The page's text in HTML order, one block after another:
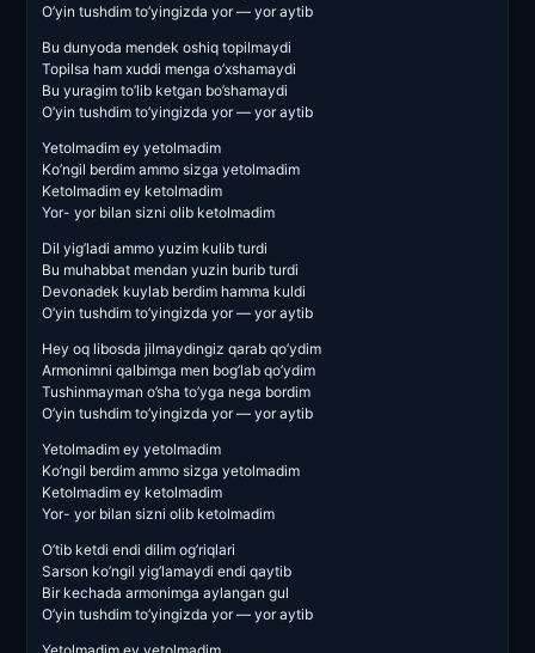
O’yin tushdim to’yingizda yor — yor aytib
Bu dunyoda mendek oshiq topilmaydi
Topilsa ham xuddi menga o’xshamaydi
Bu yuragim to’lib ketgan bo’shamaydi
O’yin tushdim to’yingizda yor — yor aytib
Yetolmadim ey yetolmadim
Ko’ngil berdim ammo sizga yetolmadim
Ketolmadim ey ketolmadim
Yor- yor bilan sizni olib ketolmadim
Dil yig’ladi ammo yuzim kulib turdi
Bu muhabbat mendan yuzin burib turdi
Devonadek kuylab berdim hamma kuldi
O’yin tushdim to’yingizda yor — yor aytib
Hey oq libosda jilmaydingiz qarab qo’ydim
Armonimni qalbimga men bog’lab qo’ydim
Tushinmayman o’sha to’yga nega bordim
O’yin tushdim to’yingizda yor — yor aytib
Yetolmadim ey yetolmadim
Ko’ngil berdim ammo sizga yetolmadim
Ketolmadim ey ketolmadim
Yor- yor bilan sizni olib ketolmadim
O’tib ketdi endi dilim og’riqlari
Sarson ko’ngil yig’lamaydi endi qaytib
Bir kechada armonimga aylangan gul
O’yin tushdim to’yingizda yor — yor aytib